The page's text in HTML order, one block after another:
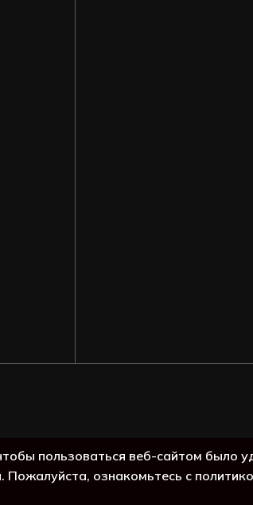
пользоваться веб-сайтом было
ознакомьтесь с